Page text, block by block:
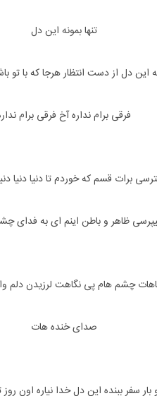
تنها بمونه این دل
این دل از دست انتظار هرجا که با تو
فرقی برام نداره آخ فرقی برام
برات قسم که خوردم تا دنیا دنیا
ظاهر و باطن اینم ای به فدای
چشم هام پی نگاهت لرزیدن دلم
صدای خنده هات
بار سفر ببنده این دل خدا نیاره اون